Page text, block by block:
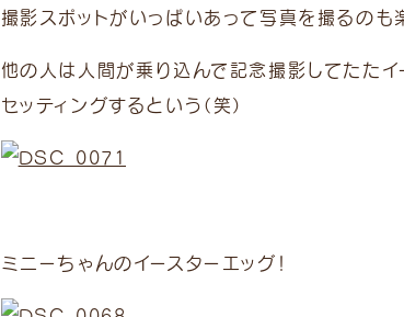
撮影スポットがいっぱいあって写真を撮るのも
他の人は人間が乗り込んで記念撮影してたた
セッティングするという（笑）
ミニーちゃんのイースターエッグ！